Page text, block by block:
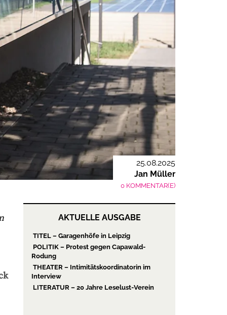
25.08.2025
Jan Müller
0 KOMMENTAR(E)
AKTUELLE AUSGABE
TITEL – Garagenhöfe in Leipzig
POLITIK – Protest gegen Capawald-
Rodung
THEATER – Intimitätskoordinatorin im
Interview
LITERATUR – 20 Jahre Leselust-Verein